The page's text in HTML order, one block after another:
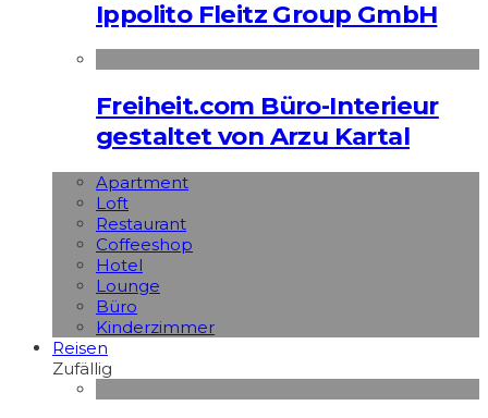
Ippolito Fleitz Group GmbH
Freiheit.com Büro-Interieur
gestaltet von Arzu Kartal
Apart­ment
Loft
Restaurant
Coffeeshop
Hotel
Lounge
Büro
Kinderzimmer
Reisen
Zufällig